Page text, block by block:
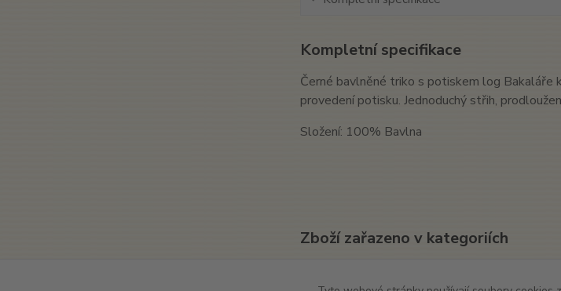
Kompletní specifikace
Černé bavlněné triko s potiskem log Bakaláře
provedení potisku. Jednoduchý střih,
Složení: 100% Bavlna
Zboží zařazeno v kategoriích